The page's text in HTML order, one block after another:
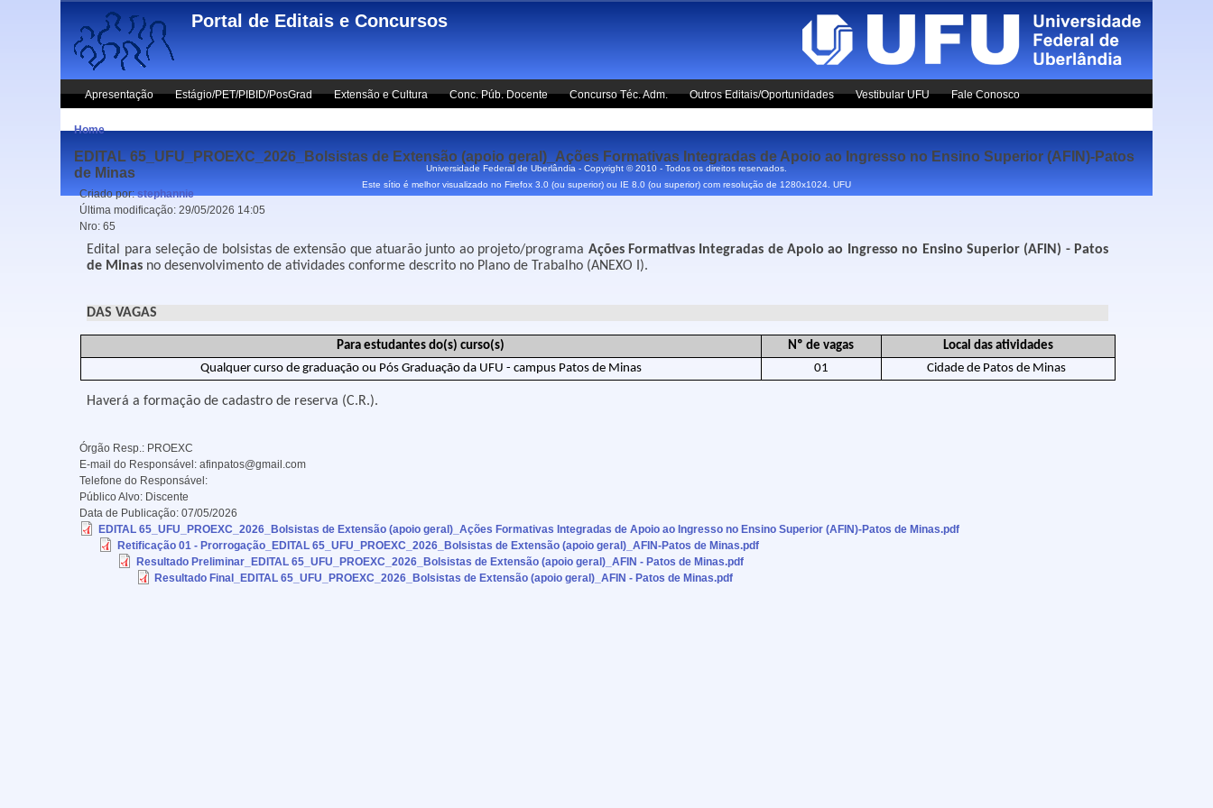
Skip to main content
Portal de Editais e Concursos
Apresentação Estágio/PET/PIBID/PosGrad Extensão e Cultura Conc. Púb. Docente Concurso Téc. Adm. Outros Editais/Oportunidades Vestibular UFU Fale Conosco
Home
EDITAL 65_UFU_PROEXC_2026_Bolsistas de Extensão (apoio geral)_Ações Formativas Integradas de Apoio ao Ingresso no Ensino Superior (AFIN)-Patos
de Minas
Criado por:stephannie
Última modificação:29/05/2026 14:05
Nro:65
Edital para seleção de bolsistas de extensão que atuarão junto ao projeto/programa Ações Formativas Integradas de Apoio ao Ingresso no Ensino Superior (AFIN) - Patos
de Minas no desenvolvimento de atividades conforme descrito no Plano de Trabalho (ANEXO I).
DAS VAGAS
Para estudantes do(s) curso(s) Nº de vagas
Local das atividades
Qualquer curso de graduação ou Pós Graduação da UFU - campus Patos de Minas
01 Cidade de Patos de Minas
Haverá a formação de cadastro de reserva (C.R.).
Órgão Resp.: PROEXC
E-mail do Responsável:afinpatos@gmail.com
Telefone do Responsável:
Público Alvo: Discente
Data de Publicação:07/05/2026
EDITAL 65_UFU_PROEXC_2026_Bolsistas de Extensão (apoio geral)_Ações Formativas Integradas de Apoio ao Ingresso no Ensino Superior (AFIN)-Patos de Minas.pdf
Retificação 01 - Prorrogação_EDITAL 65_UFU_PROEXC_2026_Bolsistas de Extensão (apoio geral)_AFIN-Patos de Minas.pdf
Resultado Preliminar_EDITAL 65_UFU_PROEXC_2026_Bolsistas de Extensão (apoio geral)_AFIN - Patos de Minas.pdf
Resultado Final_EDITAL 65_UFU_PROEXC_2026_Bolsistas de Extensão (apoio geral)_AFIN - Patos de Minas.pdf
Universidade Federal de Uberlândia - Copyright © 2010 - Todos os direitos reservados.
Este sítio é melhor visualizado no Firefox 3.0 (ou superior) ou IE 8.0 (ou superior) com resolução de 1280x1024. UFU